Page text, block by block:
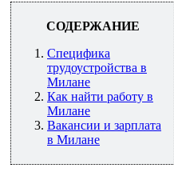
СОДЕРЖАНИЕ
Специфика
трудоустройства в
Милане
Как найти работу в
Милане
Вакансии и зарплата
в Милане